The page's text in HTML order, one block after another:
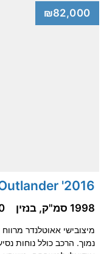
₪82,000
1998 סמ"ק, בנזין
נמוך. הרכב כולל נוחות